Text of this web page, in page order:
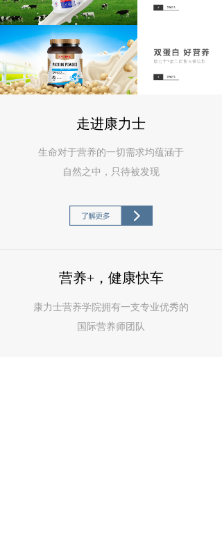
生命对于营养的一切需求均蕴涵于
自然之中，只待被发现
走进康力士
康力士营养学院拥有一支专业优秀的
国际营养师团队
营养+，健康快车